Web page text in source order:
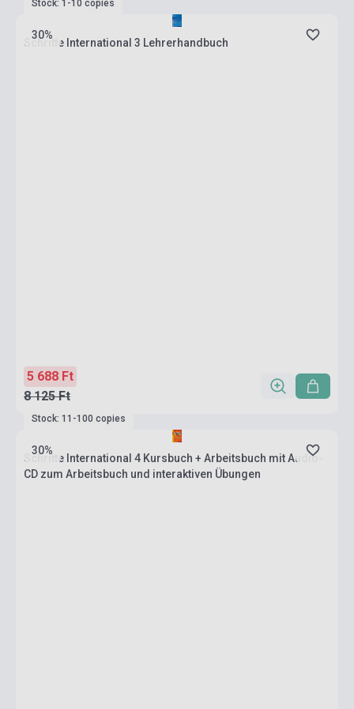
30%
Stock: 1-10 copies
Schritte International 3 Lehrerhandbuch
5 688 Ft
8 125 Ft
30%
Stock: 11-100 copies
Schritte International 4 Kursbuch + Arbeitsbuch mit Audio-
CD zum Arbeitsbuch und interaktiven Übungen